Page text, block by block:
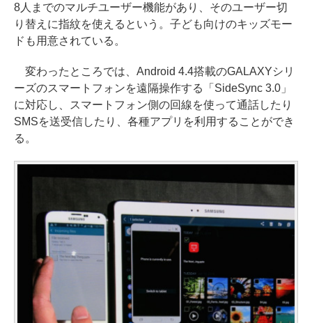
8人までのマルチユーザー機能があり、そのユーザー切
り替えに指紋を使えるという。子ども向けのキッズモー
ドも用意されている。
変わったところでは、Android 4.4搭載のGALAXYシリ
ーズのスマートフォンを遠隔操作する「SideSync 3.0」
に対応し、スマートフォン側の回線を使って通話したり
SMSを送受信したり、各種アプリを利用することができ
る。